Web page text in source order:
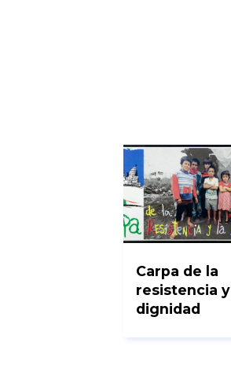
Carpa de la
resistencia y
dignidad